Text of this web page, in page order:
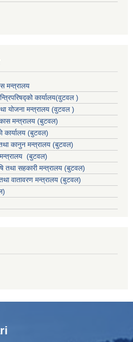
मन्त्रालय
कार्यालय(वुटवल )
योजना मन्त्रालय (वुटवल )
मन्त्रालय (बुटवल)
कार्यालय (बुटवल)
कानुन मन्त्रालय (बुटवल)
(बुटवल)
तथा सहकारी मन्त्रालय (बुटवल)
वातावरण मन्त्रालय (बुटवल)